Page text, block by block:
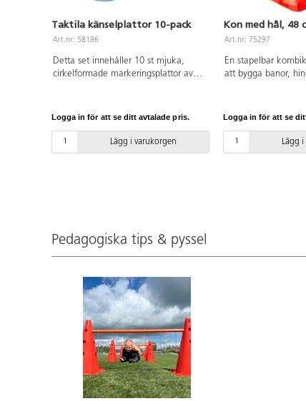
Taktila känselplattor 10-pack
Art.nr: 58186
Detta set innehåller 10 st mjuka,
cirkelformade markeringsplattor av
eller känna skillnader i texturen med
användas med ögonbindel, eller
gömmas i den medföljande påsen för
Logga in för att se ditt avtalade pris.
Lägg i varukorgen
Kon med hål, 48
Art.nr: 75297
En stapelbar
att bygga banor,
Logga in för att se
Lägg
Pedagogiska tips & pyssel